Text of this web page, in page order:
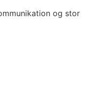
og stor